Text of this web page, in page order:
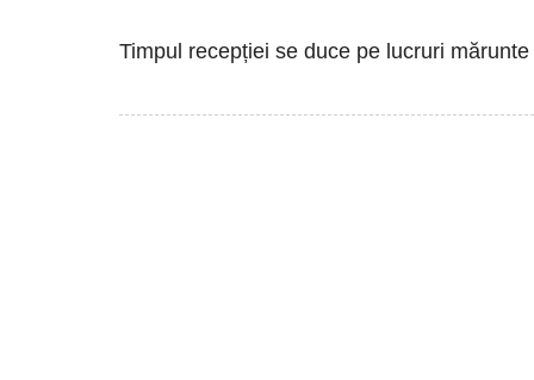
Timpul recepției se duce pe lucruri mărunte